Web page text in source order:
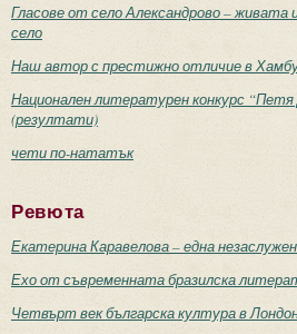
Гласове от село Александрово – живата
село
Наш автор с престижно отличие в
Национален литературен конкурс “Петя
(резултати)
чети по-нататък
Ревюта
Екатерина Каравелова – една
Ехо от съвременната бразилска
Четвърт век българска култура в